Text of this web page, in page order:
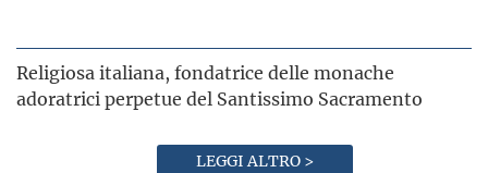
Religiosa italiana, fondatrice delle monache
adoratrici perpetue del Santissimo Sacramento
LEGGI ALTRO >